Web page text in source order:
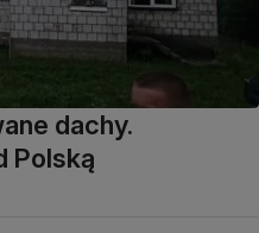
dachy.
Polską